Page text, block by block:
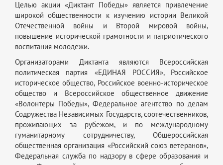
Целью акции «Диктант Победы» является привлечение
широкой общественности к изучению истории Великой
Отечественной войны и Второй мировой войны,
повышение исторической грамотности и патриотического
воспитания молодежи.
Организаторами Диктанта являются Всероссийская
политическая партия «ЕДИНАЯ РОССИЯ», Российское
историческое общество, Российское военно-историческое
общество и Всероссийское общественное движение
«Волонтеры Победы», Федеральное агентство по делам
Содружества Независимых Государств, соотечественников,
проживающих за рубежом, и по международному
гуманитарному сотрудничеству, Общероссийская
общественная организация «Российский союз ветеранов»,
Федеральная служба по надзору в сфере образования и